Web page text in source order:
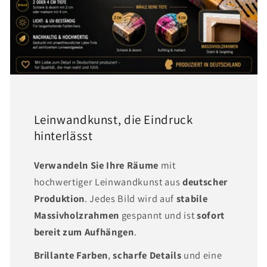
Leinwandkunst, die Eindruck
hinterlässt
Verwandeln Sie Ihre Räume mit
hochwertiger Leinwandkunst ausdeutscher
Produktion. Jedes Bild wird auf stabile
Massivholzrahmen gespannt und istsofort
bereit zum Aufhängen.
Brillante Farben,scharfe Details und eine